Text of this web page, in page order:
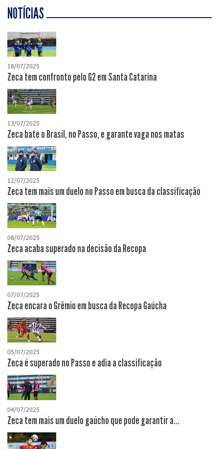
NOTÍCIAS
18/07/2025
Zeca tem confronto pelo G2 em Santa Catarina
13/07/2025
Zeca bate o Brasil, no Passo, e garante vaga nos matas
12/07/2025
Zeca tem mais um duelo no Passo em busca da classificação
08/07/2025
Zeca acaba superado na decisão da Recopa
07/07/2025
Zeca encara o Grêmio em busca da Recopa Gaúcha
05/07/2025
Zeca é superado no Passo e adia a classificação
04/07/2025
Zeca tem mais um duelo gaúcho que pode garantir a...